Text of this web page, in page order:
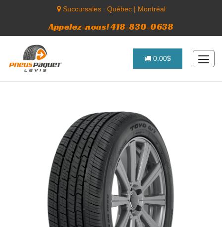
Succursales : Québec| Montréal
Appelez-nous! 418-830-0638
0.00$